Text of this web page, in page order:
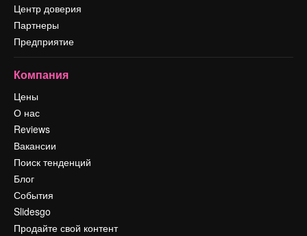
Центр доверия
Партнеры
Предприятие
Компания
Цены
О нас
Reviews
Вакансии
Поиск тенденций
Блог
События
Slidesgo
Продайте свой контент